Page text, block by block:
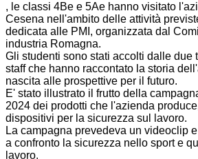
, le classi 4Be e 5Ae hanno visitato
Cesena nell'ambito delle attività
dedicata alle PMI, organizzata dal
industria Romagna.
Gli studenti sono stati accolti dalle due
staff che hanno raccontato la storia
nascita alle prospettive per il futuro.
E' stato illustrato il frutto della
2024 dei prodotti che l'azienda
dispositivi per la sicurezza sul lavoro.
La campagna prevedeva un videoclip
a confronto la sicurezza nello sport e
lavoro.